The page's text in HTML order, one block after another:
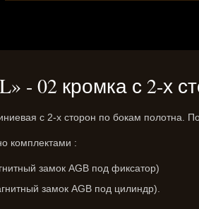
- 02 кромка с 2-х
с 2-х сторон по бокам полотна.
комплектами :
замок AGB под фиксатор)
замок AGB под цилиндр).